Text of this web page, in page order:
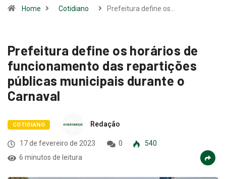
Home Cotidiano Prefeitura define os…
Prefeitura define os horários de
funcionamento das repartições
públicas municipais durante o
Carnaval
COTIDIANO Redação
17 de fevereiro de 2023 0
540
6 minutos de leitura